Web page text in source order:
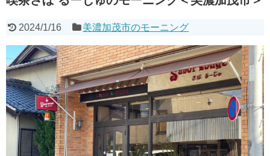
2024/1/16 美濃加茂市のモーニング